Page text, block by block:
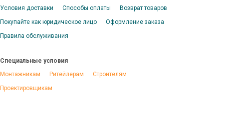
Условия доставки
Способы оплаты
Возврат товаров
Покупайте как юридическое лицо
Оформление заказа
Правила обслуживания
Специальные условия
Монтажникам
Ритейлерам
Строителям
Проектировщикам